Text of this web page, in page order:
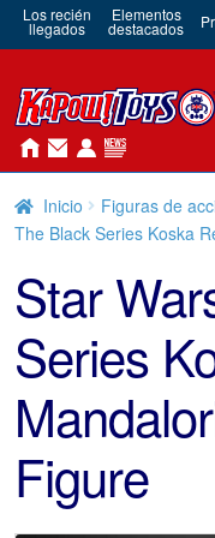
Los recién
llegados
Elementos
destacados
Inicio Figuras de
The Black Series Koska
Star
Series
Figure